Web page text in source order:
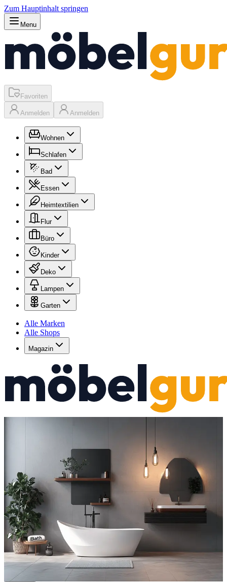
Zum Hauptinhalt springen
Menu
Favoriten
Anmelden Anmelden
Wohnen
Schlafen
Bad
Essen
Heimtextilien
Flur
Büro
Kinder
Deko
Lampen
Garten
Alle Marken
Alle Shops
Magazin